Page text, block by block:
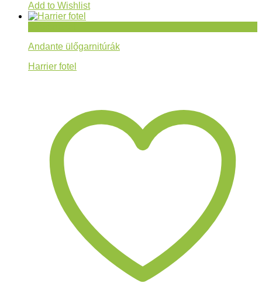
Add to Wishlist
Andante ülőgarnitúrák
Harrier fotel